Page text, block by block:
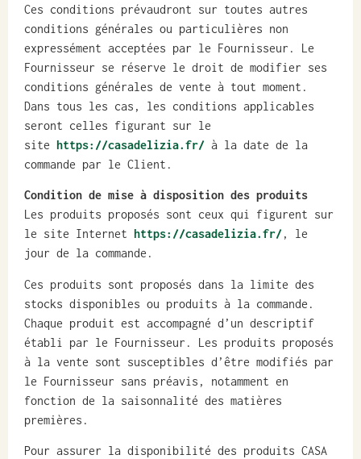
Ces conditions prévaudront sur toutes autres
conditions générales ou particulières non
expressément acceptées par le Fournisseur. Le
Fournisseur se réserve le droit de modifier ses
conditions générales de vente à tout moment.
Dans tous les cas, les conditions applicables
seront celles figurant sur le
site https://casadelizia.fr/ à la date de la
commande par le Client.
Condition de mise à disposition des produits
Les produits proposés sont ceux qui figurent sur
le site Internet https://casadelizia.fr/ , le
jour de la commande.
Ces produits sont proposés dans la limite des
stocks disponibles ou produits à la commande.
Chaque produit est accompagné d’un descriptif
établi par le Fournisseur. Les produits proposés
à la vente sont susceptibles d’être modifiés par
le Fournisseur sans préavis, notamment en
fonction de la saisonnalité des matières
premières.
Pour assurer la disponibilité des produits CASA